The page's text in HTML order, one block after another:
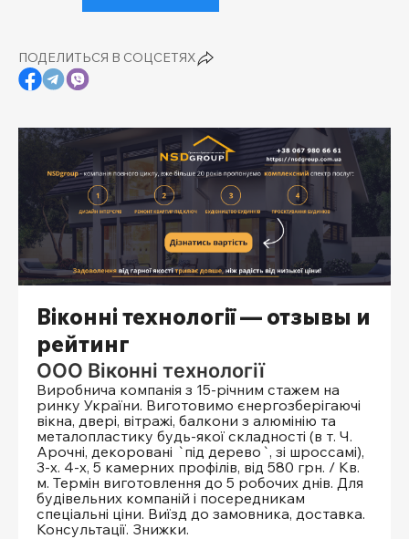
ПОДЕЛИТЬСЯ В СОЦСЕТЯХ
Віконні технології — отзывы и
рейтинг
ООО Віконні технології
Виробнича компанія з 15-річним стажем на
ринку України. Виготовимо єнергозберігаючі
вікна, двері, вітражі, балкони з алюмінію та
металопластику будь-якої складності (в т. Ч.
Арочні, декоровані `під дерево`, зі шроссамі),
3-х. 4-х, 5 камерних профілів, від 580 грн. / Кв.
м. Термін виготовлення до 5 робочих днів. Для
будівельних компаній і посередникам
спеціальні ціни. Виїзд до замовника, доставка.
Консультації. Знижки.